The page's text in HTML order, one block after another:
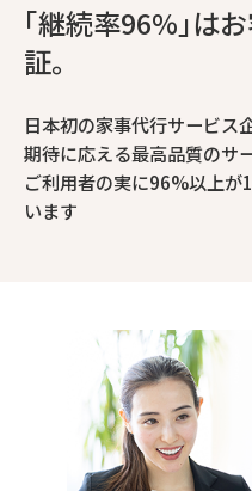
｢継続率96%｣は
証。
日本初の家事代行サービス
期待に応える最高品質のサ
ご利用者の実に96%以上が
います